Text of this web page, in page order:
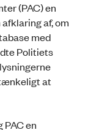
(PAC) en
af, om
med
Politiets
at
en